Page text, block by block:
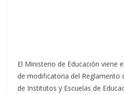
El Ministerio de Educación viene
de modificatoria del Reglamento
de Institutos y Escuelas de